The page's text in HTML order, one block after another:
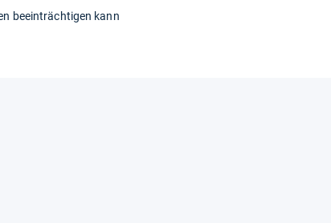
beeinträchtigen kann